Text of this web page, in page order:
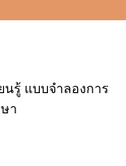
นรู้ แบบจำลองการ
า